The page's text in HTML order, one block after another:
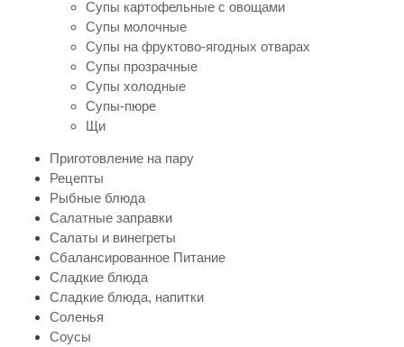
Супы картофельные с овощами
Супы молочные
Супы на фруктово-ягодных отварах
Супы прозрачные
Супы холодные
Супы-пюре
Щи
Приготовление на пару
Рецепты
Рыбные блюда
Салатные заправки
Салаты и винегреты
Сбалансированное Питание
Сладкие блюда
Сладкие блюда, напитки
Соленья
Соусы